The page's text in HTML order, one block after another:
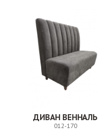
ДИВАН ВЕННАЛЬ
012-170